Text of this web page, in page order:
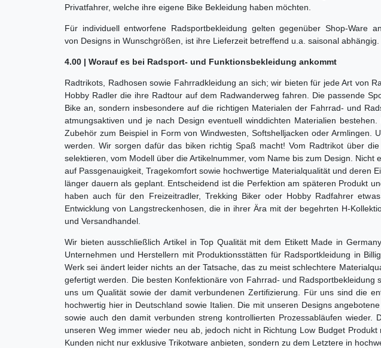
Privatfahrer, welche ihre eigene Bike Bekleidung haben möchten.
Für individuell entworfene Radsportbekleidung gelten gegenüber Shop-Ware
von Designs in Wunschgrößen, ist ihre Lieferzeit betreffend u.a. saisonal abhängig.
4.00 | Worauf es bei Radsport- und Funktionsbekleidung ankommt
Radtrikots, Radhosen sowie Fahrradkleidung an sich; wir bieten für jede Art von
Hobby Radler die ihre Radtour auf dem Radwanderweg fahren. Die passende
Bike an, sondern insbesondere auf die richtigen Materialen der Fahrrad- und
atmungsaktiven und je nach Design eventuell winddichten Materialien
Zubehör zum Beispiel in Form von Windwesten, Softshelljacken oder
werden. Wir sorgen dafür das biken richtig Spaß macht! Vom Radtrikot über
selektieren, vom Modell über die Artikelnummer, vom Name bis zum Design.
auf Passgenauigkeit, Tragekomfort sowie hochwertige Materialqualität und deren
länger dauern als geplant. Entscheidend ist die Perfektion am späteren Produkt
haben auch für den Freizeitradler, Trekking Biker oder Hobby Radfahrer
Entwicklung von Langstreckenhosen, die in ihrer Ära mit der begehrten H-
und Versandhandel.
Wir bieten ausschließlich Artikel in Top Qualität mit dem Etikett Made in
Unternehmen und Herstellern mit Produktionsstätten für Radsportkleidung in
Werk sei ändert leider nichts an der Tatsache, das zu meist schlechtere
gefertigt werden. Die besten Konfektionäre von Fahrrad- und
uns um Qualität sowie der damit verbundenen Zertifizierung. Für uns sind die
hochwertig hier in Deutschland sowie Italien. Die mit unseren Designs
sowie auch den damit verbunden streng kontrollierten Prozessabläufen
unseren Weg immer wieder neu ab, jedoch nicht in Richtung Low Budget
Kunden nicht nur exklusive Trikotware anbieten, sondern zu dem Letztere in